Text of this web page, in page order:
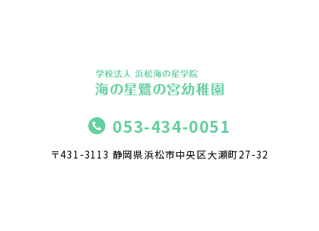
053-434-0051
〒431-3113 静岡県浜松市中央区大瀬町27-32